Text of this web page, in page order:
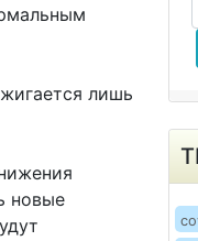
лишь
новые